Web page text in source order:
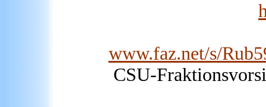
www.faz.net/s/
CSU-